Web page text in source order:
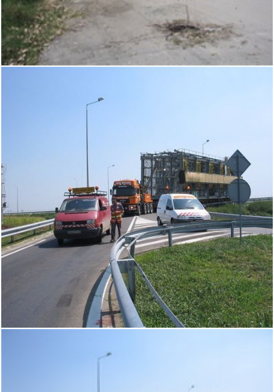
Acasă
Logistică
agabaritic
Calcul autorizație
Inchiriere Utilaje
Mutări industriale
Ciocane
Contact